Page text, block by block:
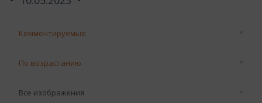
Комментируемые
По возрастанию
Все изображения